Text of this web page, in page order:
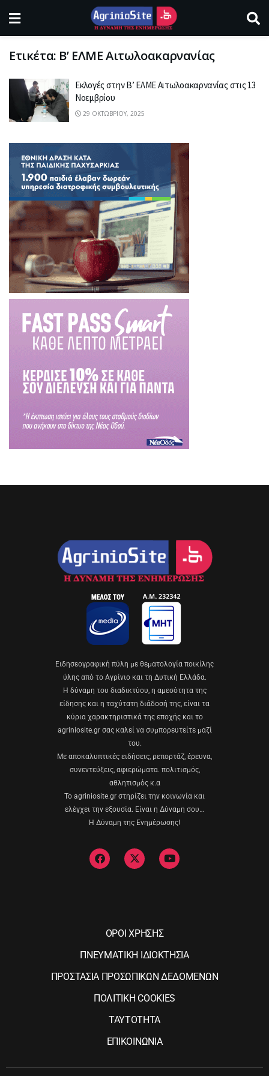
Ετικέτα: Β’ ΕΛΜΕ Αιτωλοακαρνανίας
Εκλογές στην Β’ ΕΛΜΕ Αιτωλοακαρνανίας στις 13
Νοεμβρίου
29 ΟΚΤΩΒΡΊΟΥ, 2025
Eιδησεογραφική πύλη με θεματολογία ποικίλης
ύλης από το Αγρίνιο και τη Δυτική Ελλάδα.
Η δύναμη του διαδικτύου, η αμεσότητα της
είδησης και η ταχύτατη διάδοσή της, είναι τα
κύρια χαρακτηριστικά της εποχής και το
agriniosite.gr σας καλεί να συμπορευτείτε μαζί
του.
Με αποκαλυπτικές ειδήσεις, ρεπορτάζ, έρευνα,
συνεντεύξεις, αφιερώματα. πολιτισμός,
αθλητισμός κ.α
Το agriniosite.gr στηρίζει την κοινωνία και
ελέγχει την εξουσία. Είναι η Δύναμη σου…
Η Δύναμη της Ενημέρωσης!
ΟΡΟΙ ΧΡΗΣΗΣ
ΠΝΕΥΜΑΤΙΚΗ ΙΔΙΟΚΤΗΣΙΑ
ΠΡΟΣΤΑΣΙΑ ΠΡΟΣΩΠΙΚΩΝ ΔΕΔΟΜΕΝΩΝ
ΠΟΛΙΤΙΚΗ COOKIES
ΤΑΥΤΟΤΗΤΑ
ΕΠΙΚΟΙΝΩΝΙΑ